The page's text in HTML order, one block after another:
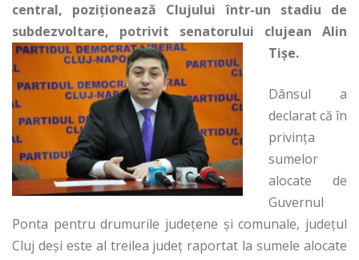
central, poziționează Clujului într-un stadiu de
subdezvoltare, potrivit senatorului clujean Alin
Tișe.
Dânsul a
declarat că în
privința
sumelor
alocate de
Guvernul
Ponta pentru drumurile județene și comunale, județul
Cluj deși este al treilea județ raportat la sumele alocate